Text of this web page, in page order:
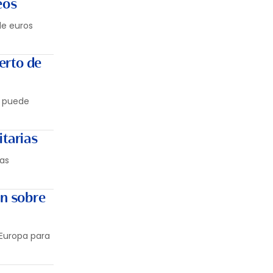
euros
de
sobre
para